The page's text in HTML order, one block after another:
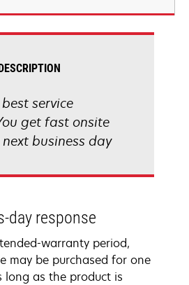
service
get fast onsite
business day
day response
warranty period,
may be purchased for one
long as the product is